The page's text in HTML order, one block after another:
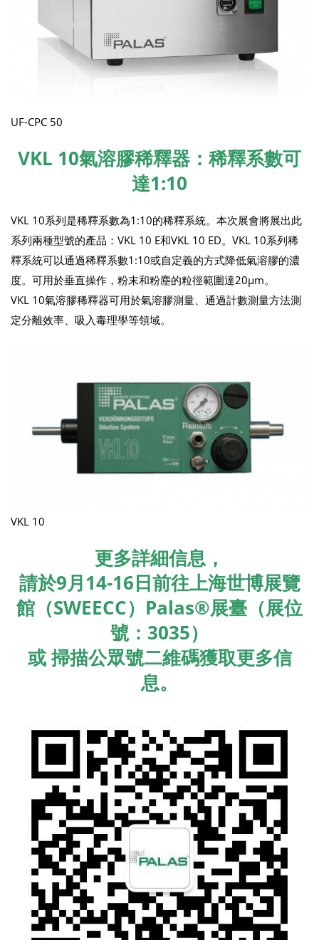
UF-CPC 50
VKL 10氣溶膠稀釋器：稀釋系數可
達1:10
VKL 10系列是稀釋系數為1:10的稀釋系統。本次展會將展出此
系列兩種型號的產品：VKL 10 E和VKL 10 ED。VKL 10系列稀
釋系統可以通過稀釋系數1:10或自定義的方式降低氣溶膠的濃
度。可用於垂直操作，粉末和粉塵的粒徑範圍達20μm。
VKL 10氣溶膠稀釋器可用於氣溶膠測量、通過計數測量方法測
定分離效率、吸入毒理學等領域。
VKL 10
更多詳細信息，
請於9月14-16日前往上海世博展覽
館（SWEECC）Palas®展臺（展位
號：3035）
或 掃描公眾號二維碼獲取更多信
息。